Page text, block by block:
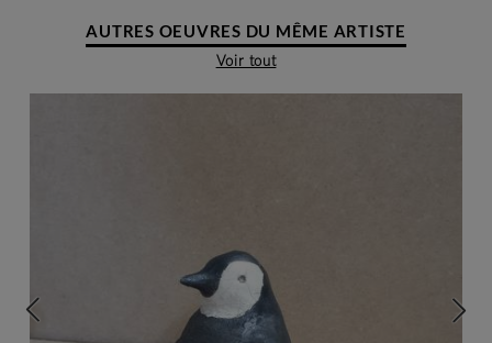
AUTRES OEUVRES DU MÊME ARTISTE
Voir tout